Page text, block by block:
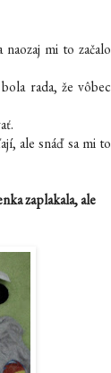
mi to začalo
rada, že vôbec
ale snáď sa mi to
zaplakala, ale